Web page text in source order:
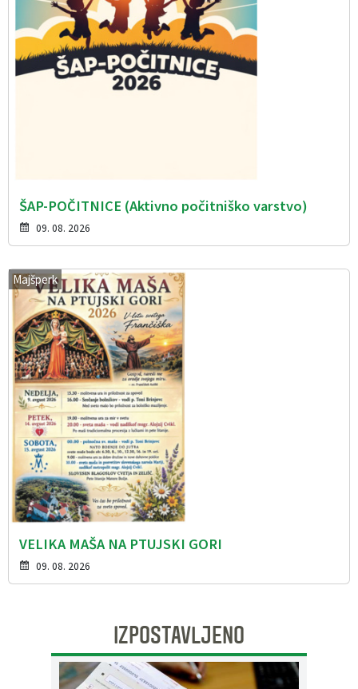
ŠAP-POČITNICE (Aktivno počitniško varstvo)
09. 08. 2026
Majšperk
VELIKA MAŠA NA PTUJSKI GORI
09. 08. 2026
IZPOSTAVLJENO